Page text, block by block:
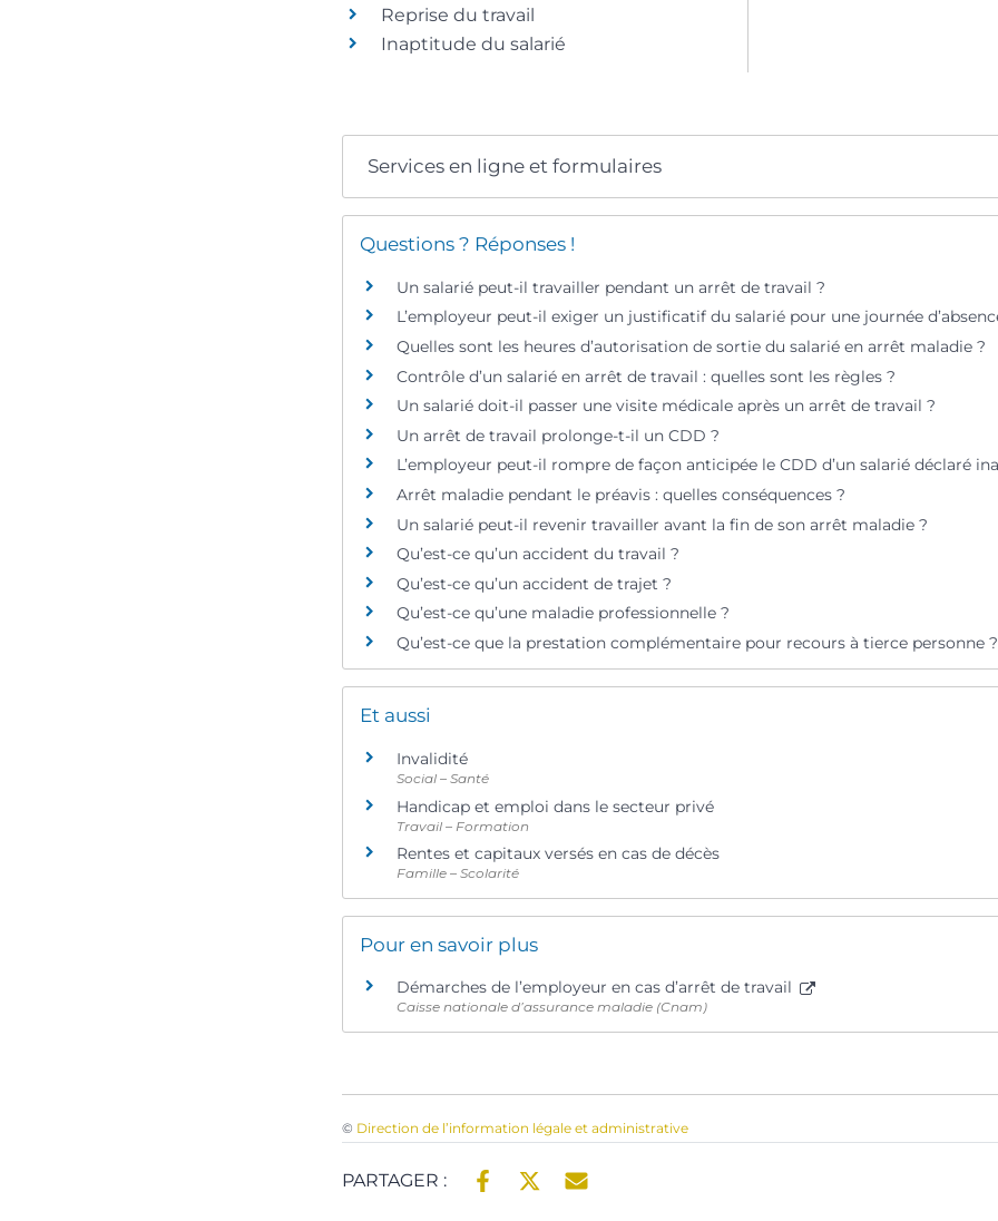
Reprise du travail
Inaptitude du salarié
Services en ligne et formulaires
Questions ? Réponses !
Un salarié peut-il travailler pendant un arrêt de travail ?
L’employeur peut-il exiger un justificatif du salarié pour une journée
Quelles sont les heures d’autorisation de sortie du salarié en arrêt maladie ?
Contrôle d’un salarié en arrêt de travail : quelles sont les règles ?
Un salarié doit-il passer une visite médicale après un arrêt de travail ?
Un arrêt de travail prolonge-t-il un CDD ?
L’employeur peut-il rompre de façon anticipée le CDD d’un salarié déclaré
Arrêt maladie pendant le préavis : quelles conséquences ?
Un salarié peut-il revenir travailler avant la fin de son arrêt maladie ?
Qu’est-ce qu’un accident du travail ?
Qu’est-ce qu’un accident de trajet ?
Qu’est-ce qu’une maladie professionnelle ?
Qu’est-ce que la prestation complémentaire pour recours à tierce personne ?
Et aussi
Invalidité
Social – Santé
Handicap et emploi dans le secteur privé
Travail – Formation
Rentes et capitaux versés en cas de décès
Famille – Scolarité
Pour en savoir plus
Démarches de l’employeur en cas d’arrêt de travail
Caisse nationale d’assurance maladie (Cnam)
© Direction de l’information légale et administrative
PARTAGER :